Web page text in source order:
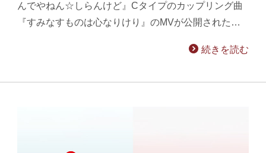
んでやねん☆しらんけど』Cタイプのカップリング曲
『すみなすものは心なりけり』のMVが公開された…
続きを読む